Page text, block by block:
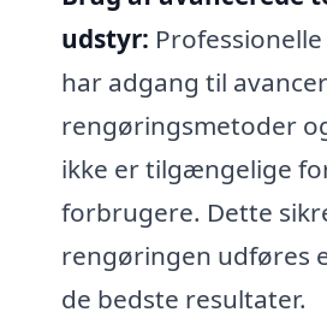
udstyr:
har adgang til
rengøringsmetoder
ikke er tilgængelige
forbrugere. Dette
rengøringen udføres
de bedste resultater.